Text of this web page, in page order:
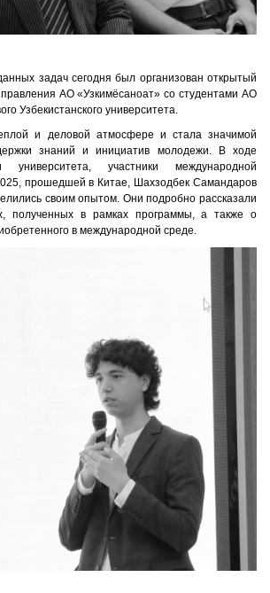
задач сегодня был организован открытый
АО «Узкимёсаноат» со студентами АО
Узбекистанского университета.
и деловой атмосфере и стала значимой
знаний и инициатив молодежи. В ходе
университета, участники международной
прошедшей в Китае, Шахзодбек Самандаров
своим опытом. Они подробно рассказали
полученных в рамках программы, а также о
в международной среде.